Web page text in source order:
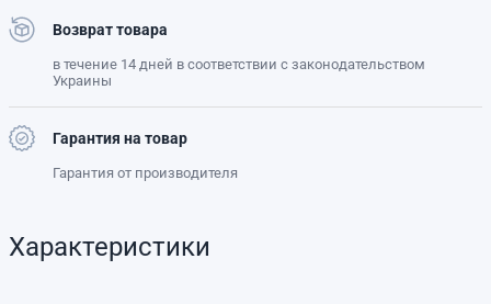
Возврат товара
в течение 14 дней в соответствии с законодательством
Украины
Гарантия на товар
Гарантия от производителя
Характеристики